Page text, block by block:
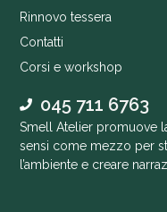
Rinnovo tessera
Contatti
Corsi e workshop
045 711 6763
Smell Atelier promuove
sensi come mezzo per
l’ambiente e creare